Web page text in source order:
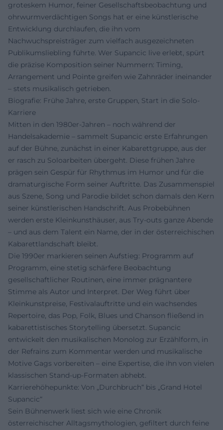
groteskem Humor, feiner Gesellschaftsbeobachtung und
ohrwurmverdächtigen Songs hat er eine künstlerische
Entwicklung durchlaufen, die ihn vom
Nachwuchspreisträger zum vielfach ausgezeichneten
Publikumsliebling führte. Wer Supancic live erlebt, spürt
die präzise Komposition seiner Nummern: Timing,
Arrangement und Pointe greifen wie Zahnräder ineinander
– stets musikalisch getrieben.
Biografie: Frühe Jahre, erste Gruppen, Start in die Solo-
Karriere
Mitten in den 1980er-Jahren – noch während der
Handelsakademie – sammelt Supancic erste Erfahrungen
auf der Bühne, zunächst in einer Kabarettgruppe, aus der
er rasch zu Soloarbeiten übergeht. Diese frühen Jahre
prägen sein Gespür für Rhythmus im Humor und für die
dramaturgische Form seiner Auftritte. Das Zusammenspiel
aus Szene, Song und Parodie bildet schon damals den Kern
seiner künstlerischen Handschrift. Aus Probebühnen
werden erste Kleinkunsthäuser, aus Try-outs ganze Abende
– und aus dem Talent ein Name, der in der österreichischen
Kabarettlandschaft bleibt.
Die 1990er markieren seinen Aufstieg: Programm auf
Programm, eine stetig schärfere Beobachtung
gesellschaftlicher Routinen, eine immer prägnantere
Stimme als Autor und Interpret. Der Weg führt über
Kleinkunstpreise, Festivalauftritte und ein wachsendes
Repertoire, das Pop, Folk, Blues und Chanson fließend in
kabarettistisches Storytelling übersetzt. Supancic
entwickelt den musikalischen Monolog zur Erzählform, in
der Refrains zum Kommentar werden und musikalische
Motive Gags vorbereiten – eine Expertise, die ihn von vielen
klassischen Stand-up-Formaten abhebt.
Karrierehöhepunkte: Von „Durchbruch“ bis „Grand Hotel
Supancic“
Sein Bühnenwerk liest sich wie eine Chronik
österreichischer Alltagsmythologien, gefiltert durch feine